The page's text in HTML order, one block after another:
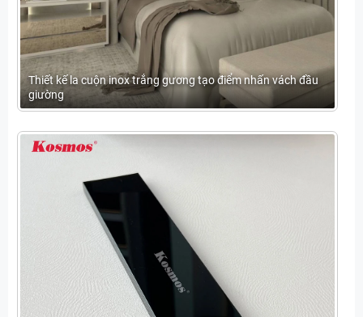
Thiết kế la cuộn inox trắng gương tạo điểm nhấn vách đầu
giường